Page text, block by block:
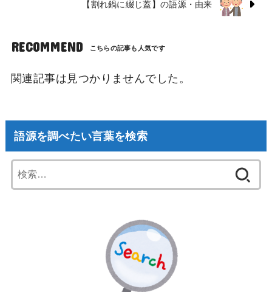
【割れ鍋に綴じ蓋】の語源・由来
RECOMMEND
関連記事は見つかりませんでした。
語源を調べたい言葉を検索
索: